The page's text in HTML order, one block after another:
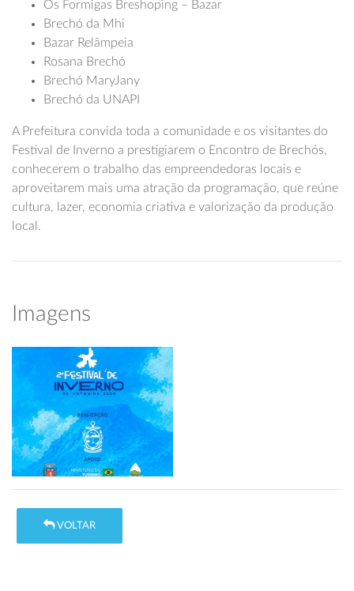
Os Formigas Breshoping – Bazar
Brechó da Mhi
Bazar Relâmpeia
Rosana Brechó
Brechó MaryJany
Brechó da UNAPI
A Prefeitura convida toda a comunidade e os visitantes do
Festival de Inverno a prestigiarem o Encontro de Brechós,
conhecerem o trabalho das empreendedoras locais e
aproveitarem mais uma atração da programação, que reúne
cultura, lazer, economia criativa e valorização da produção
local.
Imagens
VOLTAR